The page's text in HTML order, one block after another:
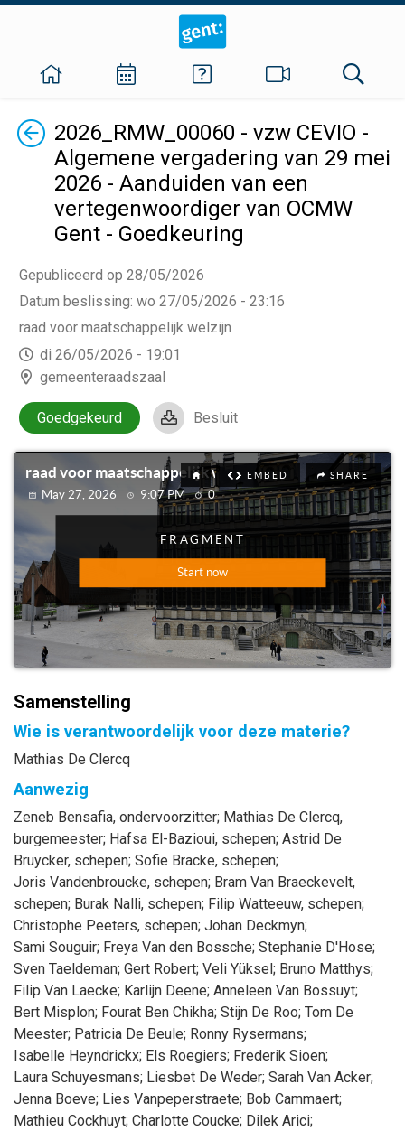
Terug2026_RMW_00060 - vzw CEVIO -
Algemene vergadering van 29 mei
2026 - Aanduiden van een
vertegenwoordiger van OCMW
Gent - Goedkeuring
Gepubliceerd op 28/05/2026
Datum beslissing: wo 27/05/2026 - 23:16
raad voor maatschappelijk welzijn
di 26/05/2026 - 19:01
gemeenteraadszaal
Goedgekeurd Besluit
Samenstelling
Wie is verantwoordelijk voor deze materie?
Mathias De Clercq
Aanwezig
Zeneb Bensafia, ondervoorzitter; Mathias De Clercq,
burgemeester; Hafsa El-Bazioui, schepen; Astrid De
Bruycker, schepen; Sofie Bracke, schepen;
Joris Vandenbroucke, schepen; Bram Van Braeckevelt,
schepen; Burak Nalli, schepen; Filip Watteeuw, schepen;
Christophe Peeters, schepen; Johan Deckmyn;
Sami Souguir; Freya Van den Bossche; Stephanie D'Hose;
Sven Taeldeman; Gert Robert; Veli Yüksel; Bruno Matthys;
Filip Van Laecke; Karlijn Deene; Anneleen Van Bossuyt;
Bert Misplon; Fourat Ben Chikha; Stijn De Roo; Tom De
Meester; Patricia De Beule; Ronny Rysermans;
Isabelle Heyndrickx; Els Roegiers; Frederik Sioen;
Laura Schuyesmans; Liesbet De Weder; Sarah Van Acker;
Jenna Boeve; Lies Vanpeperstraete; Bob Cammaert;
Mathieu Cockhuyt; Charlotte Coucke; Dilek Arici;